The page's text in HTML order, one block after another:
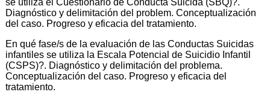
Diagnóstico y delimitación del problem. Conceptualización
del caso. Progreso y eficacia del tratamiento.
En qué fase/s de la evaluación de las Conductas Suicidas
infantiles se utiliza la Escala Potencial de Suicidio Infantil
(CSPS)?. Diagnóstico y delimitación del problema.
Conceptualización del caso. Progreso y eficacia del
tratamiento.